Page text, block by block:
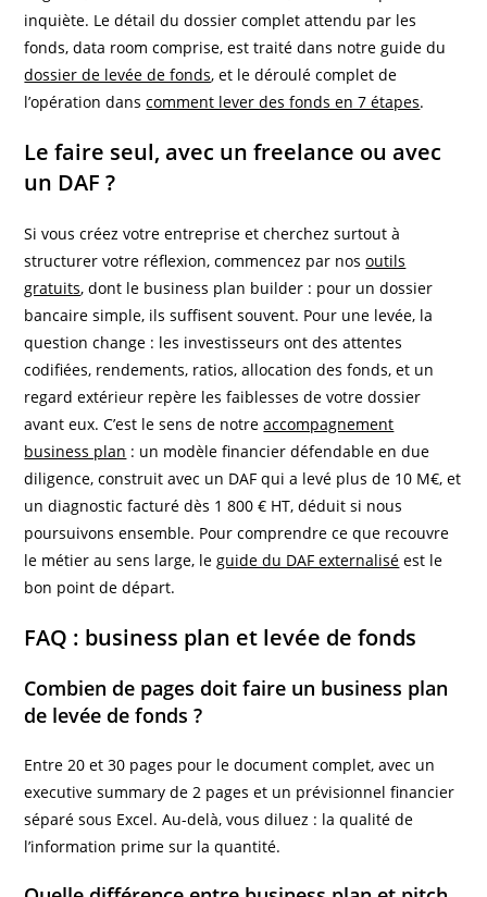
inquiète. Le détail du dossier complet attendu par les
fonds, data room comprise, est traité dans notre guide du
dossier de levée de fonds, et le déroulé complet de
l’opération danscomment lever des fonds en 7 étapes.
Le faire seul, avec un freelance ou avec
un DAF ?
Si vous créez votre entreprise et cherchez surtout à
structurer votre réflexion, commencez par nosoutils
gratuits, dont le business plan builder : pour un dossier
bancaire simple, ils suffisent souvent. Pour une levée, la
question change : les investisseurs ont des attentes
codifiées, rendements, ratios, allocation des fonds, et un
regard extérieur repère les faiblesses de votre dossier
avant eux. C’est le sens de notreaccompagnement
business plan : un modèle financier défendable en due
diligence, construit avec un DAF qui a levé plus de 10 M€, et
un diagnostic facturé dès 1 800 € HT, déduit si nous
poursuivons ensemble. Pour comprendre ce que recouvre
le métier au sens large, leguide du DAF externalisé est le
bon point de départ.
FAQ : business plan et levée de fonds
Combien de pages doit faire un business plan
de levée de fonds ?
Entre 20 et 30 pages pour le document complet, avec un
executive summary de 2 pages et un prévisionnel financier
séparé sous Excel. Au-delà, vous diluez : la qualité de
l’information prime sur la quantité.